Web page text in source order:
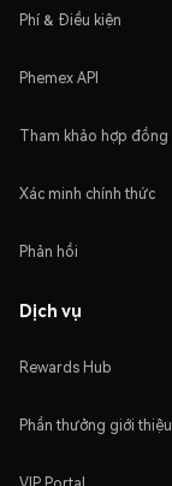
Phí & Điều kiện
Phemex API
Tham khảo hợp đồng
Xác minh chính thức
Phản hồi
Dịch vụ
Rewards Hub
Phần thưởng giới thiệu